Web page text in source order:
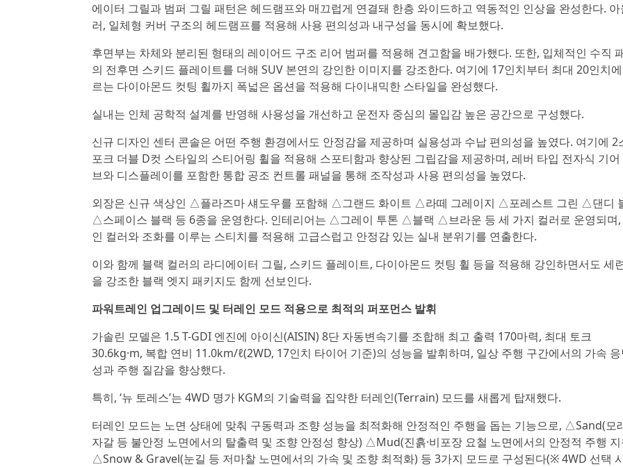
에이터 그릴과 범퍼 그릴 패턴은 헤드램프와 매끄럽게 연결돼 한층 와이드하고 역동적인 인상을 완성한다. 아
러, 일체형 커버 구조의 헤드램프를 적용해 사용 편의성과 내구성을 동시에 확보했다.
후면부는 차체와 분리된 형태의 레이어드 구조 리어 범퍼를 적용해 견고함을 배가했다. 또한, 입체적인 수직
의 전후면 스키드 플레이트를 더해 SUV 본연의 강인한 이미지를 강조한다. 여기에 17인치부터 최대 20인치
르는 다이아몬드 컷팅 휠까지 폭넓은 옵션을 적용해 다이내믹한 스타일을 완성했다.
실내는 인체 공학적 설계를 반영해 사용성을 개선하고 운전자 중심의 몰입감 높은 공간으로 구성했다.
신규 디자인 센터 콘솔은 어떤 주행 환경에서도 안정감을 제공하며 실용성과 수납 편의성을 높였다. 여기에 2
포크 더블 D컷 스타일의 스티어링 휠을 적용해 스포티함과 향상된 그립감을 제공하며, 레버 타입 전자식 기어
브와 디스플레이를 포함한 통합 공조 컨트롤 패널을 통해 조작성과 사용 편의성을 높였다.
외장은 신규 색상인 △플라즈마 섀도우를 포함해 △그랜드 화이트 △라떼 그레이지 △포레스트 그린 △댄디
△스페이스 블랙 등 6종을 운영한다. 인테리어는 △그레이 투톤 △블랙 △브라운 등 세 가지 컬러로 운영되며,
인 컬러와 조화를 이루는 스티치를 적용해 고급스럽고 안정감 있는 실내 분위기를 연출한다.
이와 함께 블랙 컬러의 라디에이터 그릴, 스키드 플레이트, 다이아몬드 컷팅 휠 등을 적용해 강인하면서도 세
을 강조한 블랙 엣지 패키지도 함께 선보인다.
파워트레인 업그레이드 및 터레인 모드 적용으로 최적의 퍼포먼스 발휘
가솔린 모델은 1.5 T-GDI 엔진에 아이신(AISIN) 8단 자동변속기를 조합해 최고 출력 170마력, 최대 토크
30.6kg·m, 복합 연비 11.0km/ℓ(2WD, 17인치 타이어 기준)의 성능을 발휘하며, 일상 주행 구간에서의 가속
성과 주행 질감을 향상했다.
특히, ‘뉴 토레스’는 4WD 명가 KGM의 기술력을 집약한 터레인(Terrain) 모드를 새롭게 탑재했다.
터레인 모드는 노면 상태에 맞춰 구동력과 조향 성능을 최적화해 안정적인 주행을 돕는 기능으로, △Sand(모
자갈 등 불안정 노면에서의 탈출력 및 조향 안정성 향상) △Mud(진흙·비포장 요철 노면에서의 안정적 주행
△Snow & Gravel(눈길 등 저마찰 노면에서의 가속 및 조향 최적화) 등 3가지 모드로 구성된다(※ 4WD 선택